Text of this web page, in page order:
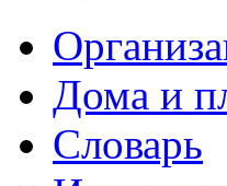
Дома и
Словарь